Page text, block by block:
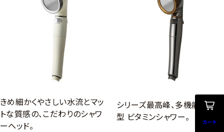
きめ細かくやさしい水流とマッ
トな質感の、こだわりのシャワ
ーヘッド。
シリーズ最高峰、多機能搭載
型 ビタミンシャワー。
カート